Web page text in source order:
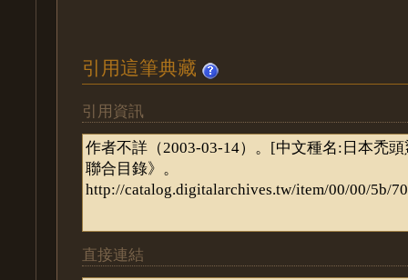
引用這筆典藏
引用資訊
直接連結